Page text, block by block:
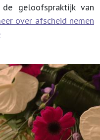
geloofspraktijk van
over afscheid nemen